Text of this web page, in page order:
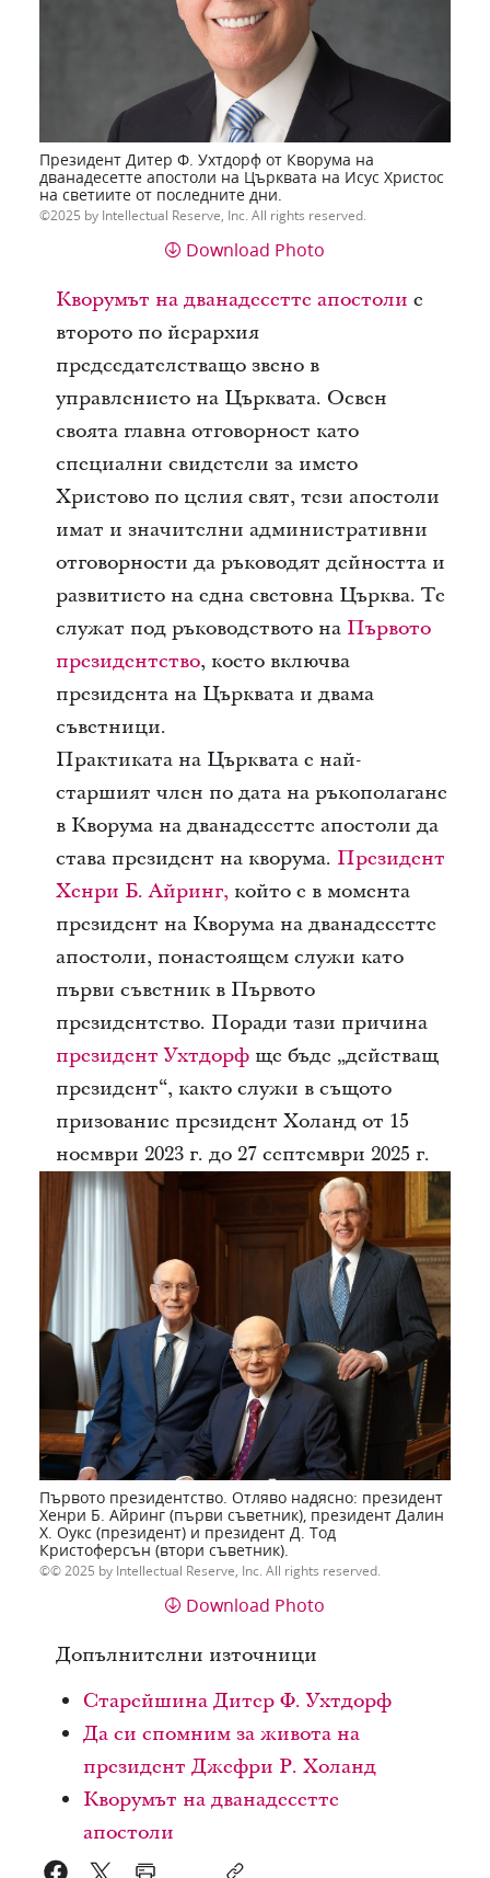
Президент Дитер Ф. Ухтдорф от Кворума на
дванадесетте апостоли на Църквата на Исус Христос
на светиите от последните дни.
2025 by Intellectual Reserve, Inc. All rights reserved.
Download Photo
Кворумът на дванадесетте апостоли е
второто по йерархия
председателстващо звено в
управлението на Църквата. Освен
своята главна отговорност като
специални свидетели за името
Христово по целия свят, тези апостоли
имат и значителни административни
отговорности да ръководят дейността и
развитието на една световна Църква. Те
служат под ръководството на Първото
президентство, което включва
президента на Църквата и двама
съветници.
Практиката на Църквата е най-
старшият член по дата на ръкополагане
в Кворума на дванадесетте апостоли да
става президент на кворума. Президент
Хенри Б. Айринг,който е в момента
президент на Кворума на дванадесетте
апостоли, понастоящем служи като
първи съветник в Първото
президентство. Поради тази причина
президент Ухтдорфще бъде „действащ
президент“, както служи в същото
призование президент Холанд от 15
ноември 2023 г. до 27 септември 2025 г.
Първото президентство. Отляво надясно: президент
Хенри Б. Айринг (първи съветник), президент Далин
Х. Оукс (президент) и президент Д. Тод
Кристоферсън (втори съветник).
© 2025 by Intellectual Reserve, Inc. All rights reserved.
Download Photo
Допълнителни източници
Старейшина Дитер Ф. Ухтдорф
Да си спомним за живота на
президент Джефри Р. Холанд
Кворумът на дванадесетте
апостоли